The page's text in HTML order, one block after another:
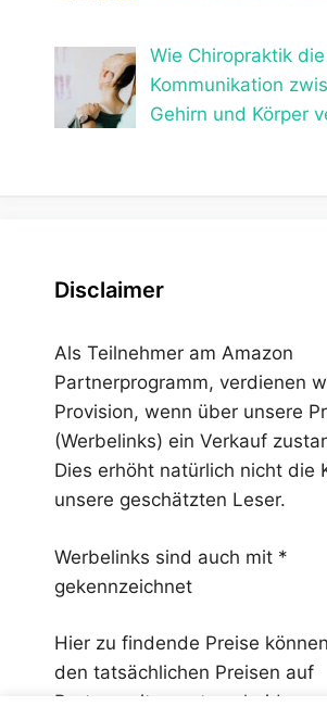
Wie Chiropraktik die
Kommunikation
Gehirn und Körper
Disclaimer
Als Teilnehmer am Amazon
Partnerprogramm, verdienen
Provision, wenn über unsere
(Werbelinks) ein Verkauf
Dies erhöht natürlich nicht die
unsere geschätzten Leser.
Werbelinks sind auch mit *
gekennzeichnet
Hier zu findende Preise
den tatsächlichen Preisen auf
Partnerseiten unterscheiden.